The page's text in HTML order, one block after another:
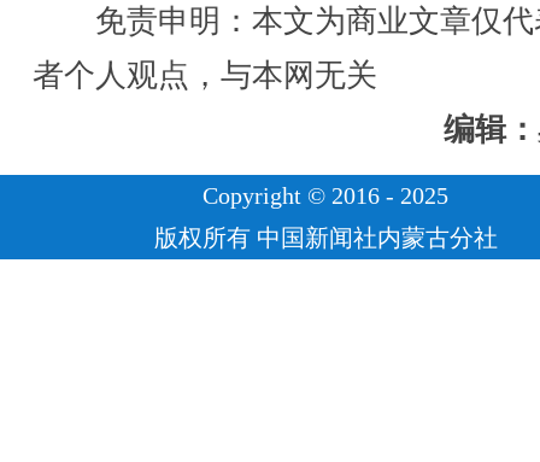
免责申明：本文为商业文章仅代
者个人观点，与本网无关
编辑
Copyright © 2016 - 2025
版权所有 中国新闻社内蒙古分社